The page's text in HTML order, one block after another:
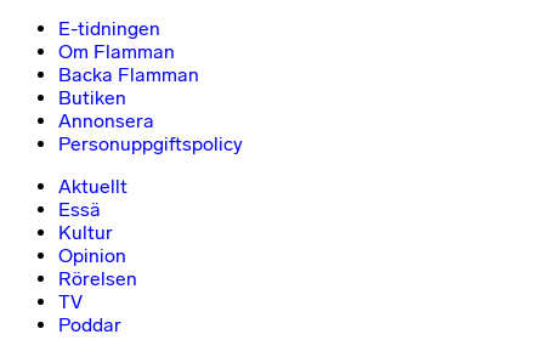
E-tidningen
Om Flamman
Backa Flamman
Butiken
Annonsera
Personuppgiftspolicy
Aktuellt
Essä
Kultur
Opinion
Rörelsen
TV
Poddar